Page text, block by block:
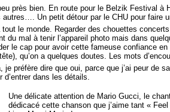
près bien. En route pour le Belzik Festival
Un petit détour par le CHU pour faire
le monde. Regarder des chouettes
du mal à tenir l’appareil photo mais dans
le cap pour avoir cette fameuse confiance
qu’on a quelques doutes. Les mots
préfère dire que oui, parce que j’ai peur de
dans les détails.
Une délicate attention de Mario Gucci, le
dédicacé cette chanson que j’aime tant «